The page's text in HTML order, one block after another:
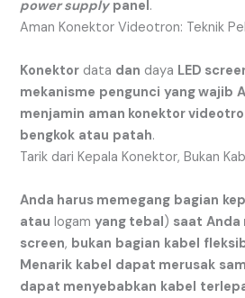
power supply panel.
Aman Konektor Videotron: Teknik
Konektor data dan daya LED
mekanisme pengunci yang wajib
menjamin aman konektor
bengkok atau patah.
Tarik dari Kepala Konektor, Bukan
Anda harus memegang bagian
atau logamyang tebal) saat Anda
screen, bukan bagian kabel
Menarik kabel dapat merusak
dapat menyebabkan kabel